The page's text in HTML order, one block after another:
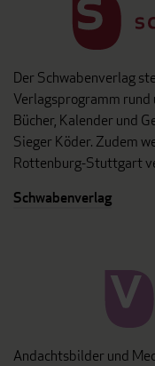
Der Schwabenverlag
Verlagsprogramm rund
Bücher, Kalender und
Sieger Köder. Zudem
Rottenburg-Stuttgart
Schwabenverlag
Andachtsbilder und